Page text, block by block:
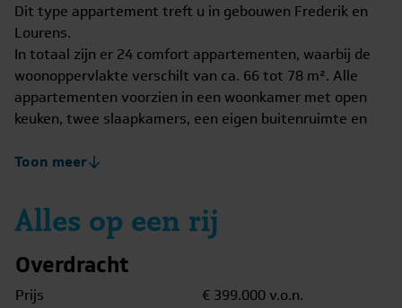
Dit type appartement treft u in gebouwen Frederik en
Lourens.
In totaal zijn er 24 comfort appartementen, waarbij de
woonoppervlakte verschilt van ca. 66 tot 78 m². Alle
appartementen voorzien in een woonkamer met open
keuken, twee slaapkamers, een eigen buitenruimte en
bedraagt € 158,- per maand voor het appartement en €
20,- per maand voor de parkeerplaats. Dit is echter
op een later tijdstip overeen gekomen worden.
Toon meer
Alles op een rij
Overdracht
Prijs € 399.000v.o.n.